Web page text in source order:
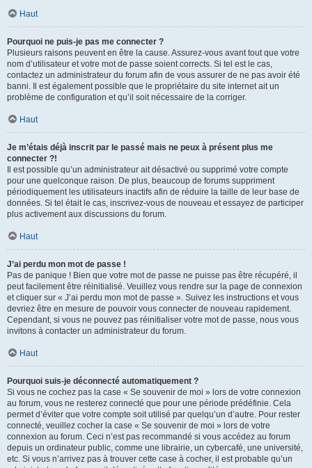
Haut
Pourquoi ne puis-je pas me connecter ?
Plusieurs raisons peuvent en être la cause. Assurez-vous avant tout que votre
nom d’utilisateur et votre mot de passe soient corrects. Si tel est le cas,
contactez un administrateur du forum afin de vous assurer de ne pas avoir été
banni. Il est également possible que le propriétaire du site internet ait un
problème de configuration et qu’il soit nécessaire de la corriger.
Haut
Je m’étais déjà inscrit par le passé mais ne peux à présent plus me
connecter ?!
Il est possible qu’un administrateur ait désactivé ou supprimé votre compte
pour une quelconque raison. De plus, beaucoup de forums suppriment
périodiquement les utilisateurs inactifs afin de réduire la taille de leur base de
données. Si tel était le cas, inscrivez-vous de nouveau et essayez de participer
plus activement aux discussions du forum.
Haut
J’ai perdu mon mot de passe !
Pas de panique ! Bien que votre mot de passe ne puisse pas être récupéré, il
peut facilement être réinitialisé. Veuillez vous rendre sur la page de connexion
et cliquer sur « J’ai perdu mon mot de passe ». Suivez les instructions et vous
devriez être en mesure de pouvoir vous connecter de nouveau rapidement.
Cependant, si vous ne pouvez pas réinitialiser votre mot de passe, nous vous
invitons à contacter un administrateur du forum.
Haut
Pourquoi suis-je déconnecté automatiquement ?
Si vous ne cochez pas la case « Se souvenir de moi » lors de votre connexion
au forum, vous ne resterez connecté que pour une période prédéfinie. Cela
permet d’éviter que votre compte soit utilisé par quelqu’un d’autre. Pour rester
connecté, veuillez cocher la case « Se souvenir de moi » lors de votre
connexion au forum. Ceci n’est pas recommandé si vous accédez au forum
depuis un ordinateur public, comme une librairie, un cybercafé, une université,
etc. Si vous n’arrivez pas à trouver cette case à cocher, il est probable qu’un